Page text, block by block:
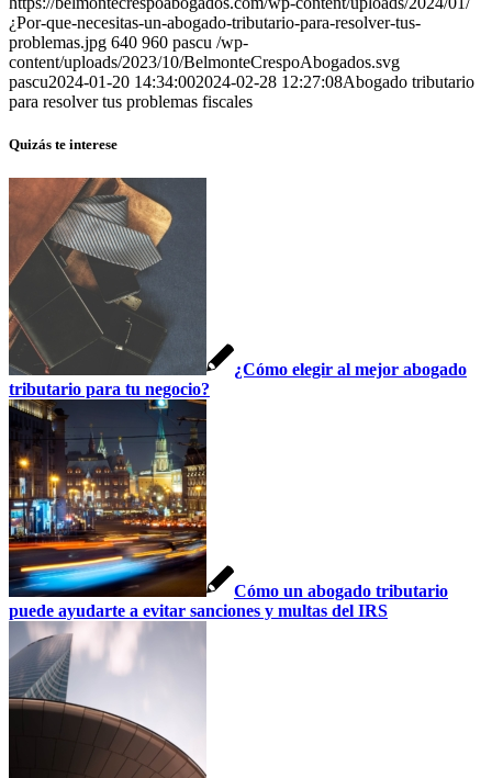
¿Por-que-necesitas-un-abogado-tributario-para-resolver-tus-
problemas.jpg 640 960 pascu /wp-
content/uploads/2023/10/BelmonteCrespoAbogados.svg
pascu2024-01-20 14:34:002024-02-28 12:27:08Abogado tributario
para resolver tus problemas fiscales
Quizás te interese
¿Cómo elegir al mejor abogado
tributario para tu negocio?
Cómo un abogado tributario
puede ayudarte a evitar sanciones y multas del IRS